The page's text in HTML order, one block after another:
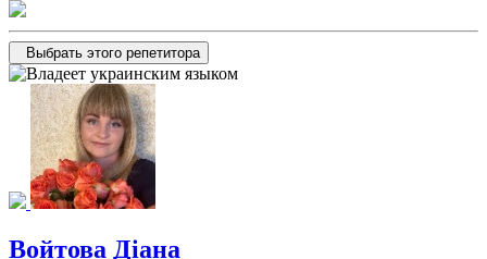
Выбрать этого репетитора
Войтова Діана